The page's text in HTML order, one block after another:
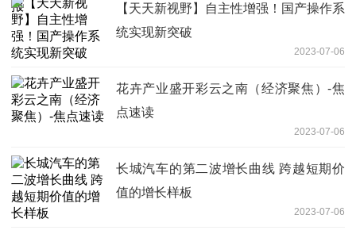
【天天新视野】自主性增强！国产操作系
统实现新突破
2023-07-06
花卉产业盛开彩云之南（经济聚焦）-焦
点速读
2023-07-06
长城汽车的第二波增长曲线 跨越短期价
值的增长样板
2023-07-06